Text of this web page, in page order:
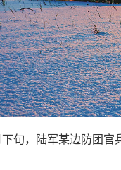
旬，陆军某边防团官